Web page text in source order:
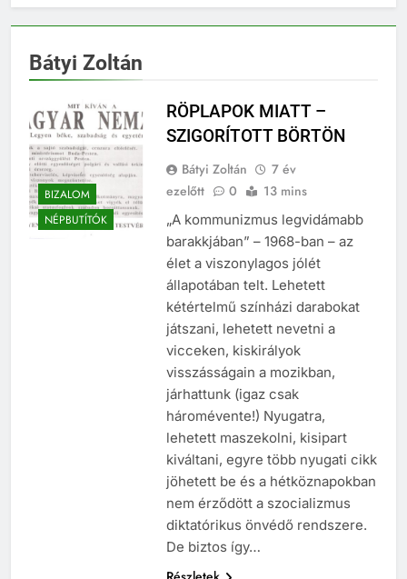
Bátyi Zoltán
BIZALOM
NÉPBUTÍTÓK
RÖPLAPOK MIATT –
Bátyi Zoltán
7 év
„A kommunizmus legvidámabb
barakkjában” – 1968-ban – az
élet a viszonylagos jólét
állapotában telt. Lehetett
kétértelmű színházi darabokat
játszani, lehetett nevetni a
vicceken, kiskirályok
visszásságain a mozikban,
járhattunk (igaz csak
háromévente!) Nyugatra,
lehetett maszekolni, kisipart
kiváltani, egyre több nyugati cikk
jöhetett be és a hétköznapokban
nem érződött a szocializmus
diktatórikus önvédő rendszere.